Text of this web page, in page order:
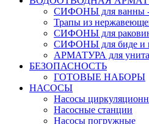
СИФОНЫ для ванны -
Трапы из
СИФОНЫ для
СИФОНЫ для биде и
АРМАТУРА для
БЕЗОПАСНОСТЬ
ГОТОВЫЕ НАБОРЫ
НАСОСЫ
Насосы
Насосные станции
Насосы погружные